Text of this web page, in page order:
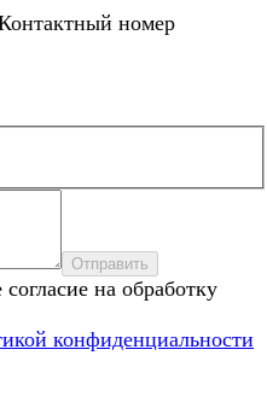
номер
Отправить
на обработку
конфиденциальности